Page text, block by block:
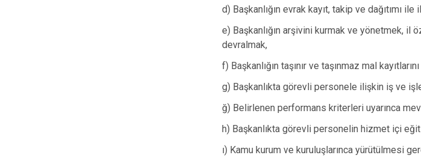
d) Başkanlığın evrak kayıt, takip ve dağıtımı
e) Başkanlığın arşivini kurmak ve yönetmek,
devralmak,
f) Başkanlığın taşınır ve taşınmaz mal
g) Başkanlıkta görevli personele ilişkin iş ve
ğ) Belirlenen performans kriterleri uyarınca
h) Başkanlıkta görevli personelin hizmet içi
ı) Kamu kurum ve kuruluşlarınca yürütülmesi